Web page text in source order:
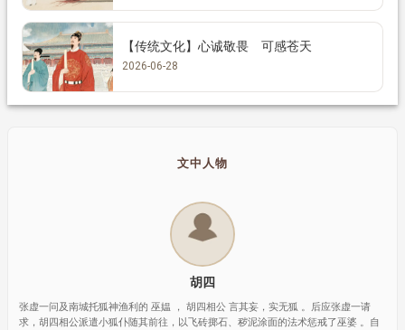
【传统文化】心诚敬畏 可感苍天
2026-06-28
文中人物
胡四
张虚一问及南城托狐神渔利的 巫媪 ， 胡四相公 言其妄，实无狐 。后应张虚一请
求，胡四相公派遣小狐仆随其前往，以飞砖掷石、秽泥涂面的法术惩戒了巫婆 。自